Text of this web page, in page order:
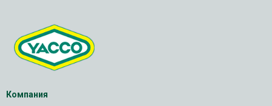
Компания